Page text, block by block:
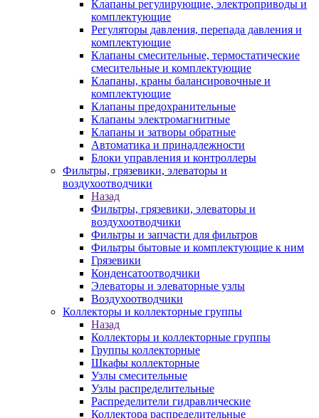
Клапаны регулирующие, электроприводы и
комплектующие
Регуляторы давления, перепада давления и
комплектующие
Клапаны смесительные, термостатические
смесительные и комплектующие
Клапаны, краны балансировочные и
комплектующие
Клапаны предохранительные
Клапаны электромагнитные
Клапаны и затворы обратные
Автоматика и принадлежности
Блоки управления и контроллеры
Фильтры, грязевики, элеваторы и
воздухоотводчики
Назад
Фильтры, грязевики, элеваторы и
воздухоотводчики
Фильтры и запчасти для фильтров
Фильтры бытовые и комплектующие к ним
Грязевики
Конденсатоотводчики
Элеваторы и элеваторные узлы
Воздухоотводчики
Коллекторы и коллекторные группы
Назад
Коллекторы и коллекторные группы
Группы коллекторные
Шкафы коллекторные
Узлы смесительные
Узлы распределительные
Распределители гидравлические
Коллектора распределительные